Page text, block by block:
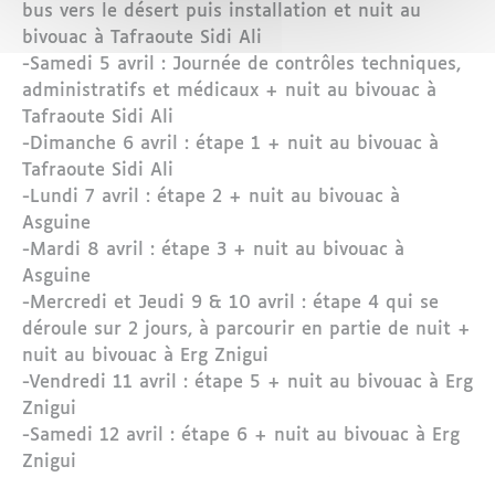
bus vers le désert puis installation et nuit au
bivouac à Tafraoute Sidi Ali
-Samedi 5 avril : Journée de contrôles techniques,
administratifs et médicaux + nuit au bivouac à
Tafraoute Sidi Ali
-Dimanche 6 avril : étape 1 + nuit au bivouac à
Tafraoute Sidi Ali
-Lundi 7 avril : étape 2 + nuit au bivouac à
Asguine
-Mardi 8 avril : étape 3 + nuit au bivouac à
Asguine
-Mercredi et Jeudi 9 & 10 avril : étape 4 qui se
déroule sur 2 jours, à parcourir en partie de nuit +
nuit au bivouac à Erg Znigui
-Vendredi 11 avril : étape 5 + nuit au bivouac à Erg
Znigui
-Samedi 12 avril : étape 6 + nuit au bivouac à Erg
Znigui